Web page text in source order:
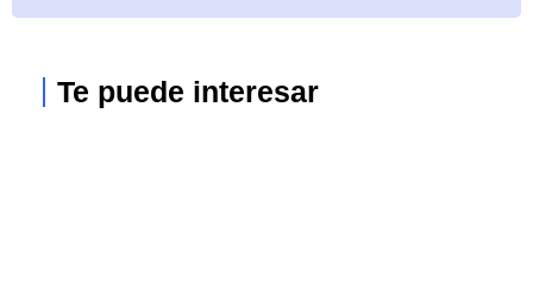
Te puede interesar